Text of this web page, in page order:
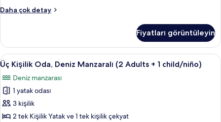
Deniz
tüm
fotoğrafları
görün
Daha çok detay
Standard
İki
Ayrı
Yataklı
Oda,
Balkon,
Kısmi
Manzarası
hakkında
Fiyatları görüntüleyin
Üç
Kişilik
Oda,
Deniz
Manzaralı
(2
Masa, güneşlik/perde, ses yalıtımı,
4
Üç Kişilik Oda, Deniz Manzaralı (2 Adults + 1 child/niño)
Deniz manzarası
1 yatak odası
3 kişilik
2 tek Kişilik Yatak ve 1 tek kişilik çekyat